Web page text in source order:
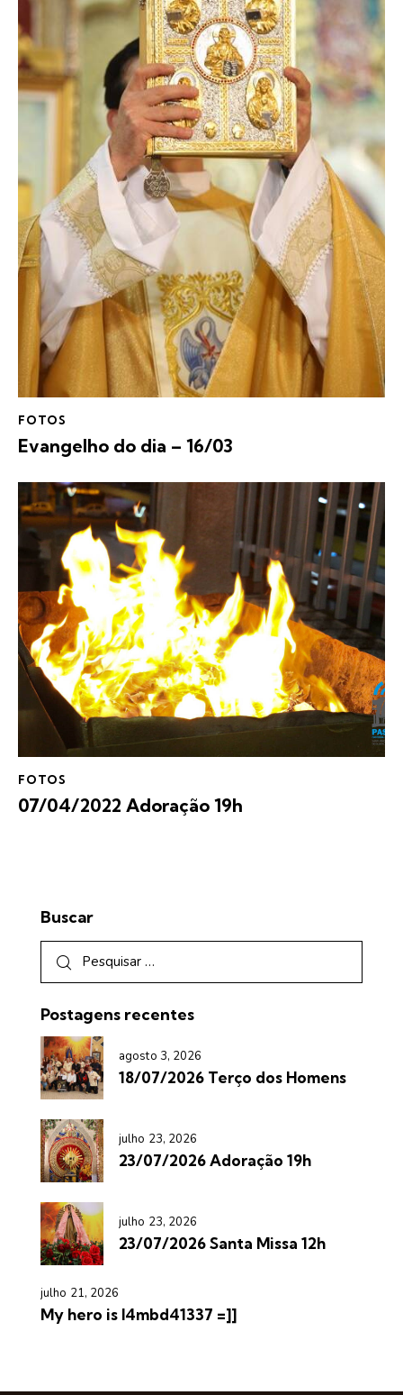
FOTOS
Evangelho do dia – 16/03
FOTOS
07/04/2022 Adoração 19h
Buscar
Postagens recentes
agosto 3, 2026
18/07/2026 Terço dos Homens
julho 23, 2026
23/07/2026 Adoração 19h
julho 23, 2026
23/07/2026 Santa Missa 12h
julho 21, 2026
My hero is l4mbd41337 =]]